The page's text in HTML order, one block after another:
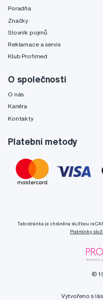
Poradňa
Značky
Slovník pojmů
Reklamace a servis
Klub Profimed
O společnosti
O nás
Kariéra
Kontakty
Platební metody
Tato stránka je chráněna službou
Podmínky
©
Vytvořeno s